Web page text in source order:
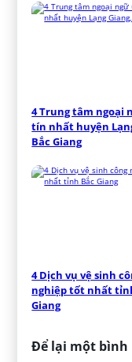
4 Trung tâm ngoại
tín nhất huyện
Bắc Giang
4 Dịch vụ vệ sinh
nghiệp tốt nhất
Giang
Để lại một bình